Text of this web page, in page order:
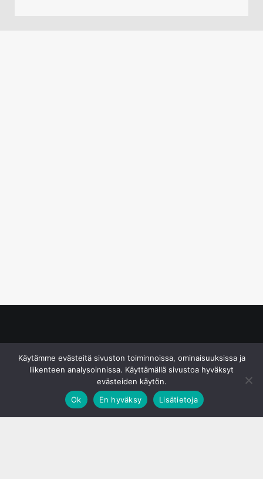
Käytämme evästeitä sivuston toiminnoissa, ominaisuuksissa ja
liikenteen analysoinnissa. Käyttämällä sivustoa hyväksyt
evästeiden käytön.
Ok
En hyväksy Lisätietoja